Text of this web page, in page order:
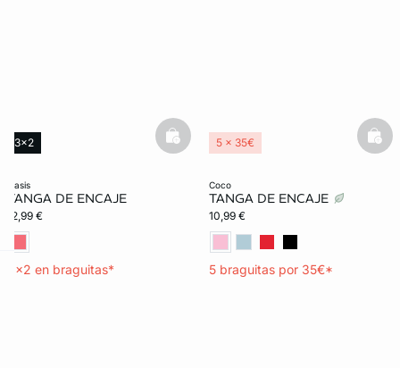
oasis
TANGA DE ENCAJE
12,99 €
3x2 en braguitas*
3x2 basketfull
coco
TANGA DE ENCAJE
10,99 €
5 braguitas por 35€*
5 x 35€